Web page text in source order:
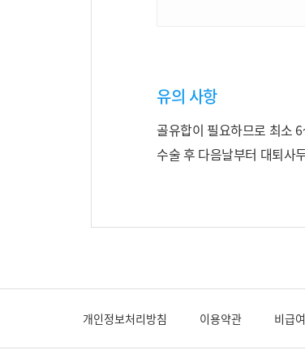
유의 사항
골유합이 필요하므로 최소
수술 후 다음날부터 대퇴사
개인정보처리방침 이용약관 비급